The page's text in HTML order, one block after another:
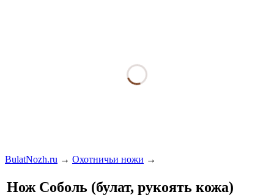
BulatNozh.ru → Охотничьи ножи →
Нож Соболь (булат, рукоять кожа)